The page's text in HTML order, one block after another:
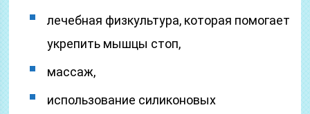
лечебная физкультура, которая помогает
укрепить мышцы стоп,
массаж,
использование силиконовых